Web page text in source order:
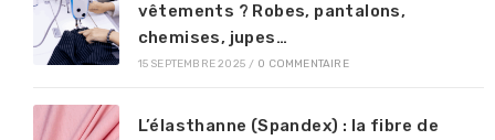
vêtements ? Robes, pantalons,
chemises, jupes…
15 SEPTEMBRE 2025 / 0 COMMENTAIRE
L’élasthanne (Spandex) : la fibre de